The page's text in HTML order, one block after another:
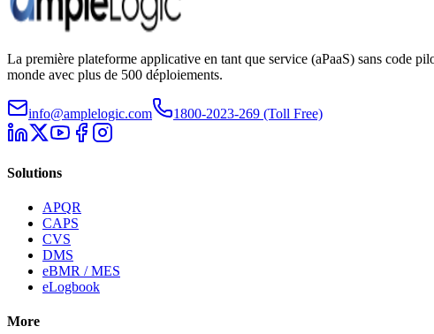
La première plateforme applicative en tant que service (aPaaS) sans code
monde avec plus de 500 déploiements.
info@amplelogic.com 1800-2023-269 (Toll Free)
Solutions
APQR
CAPS
CVS
DMS
eBMR / MES
eLogbook
More